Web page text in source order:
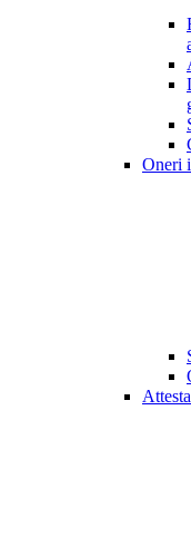
Oneri